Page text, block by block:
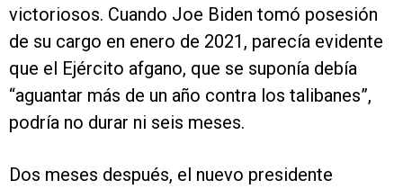
victoriosos. Cuando Joe Biden tomó posesión
de su cargo en enero de 2021, parecía evidente
que el Ejército afgano, que se suponía debía
“aguantar más de un año contra los talibanes”,
podría no durar ni seis meses.
Dos meses después, el nuevo presidente